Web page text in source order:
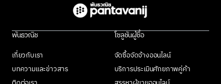
พันธวณิช
เกี่ยวกับเรา
บทความและข่าวสาร
โซลูชันผู้ซื้อ
จัดซื้อจัดจ้างออนไลน์
บริการประเมินศักยภาพคู่ค้า